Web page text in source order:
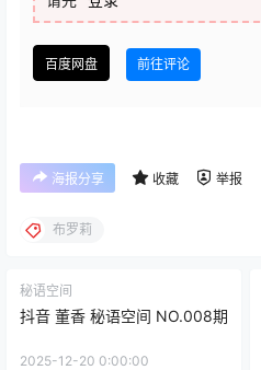
百度网盘 前往评论
海报分享 收藏 举报
布罗莉
秘语空间
抖音 董香 秘语空间 NO.008期
2025-12-20 0:00:00